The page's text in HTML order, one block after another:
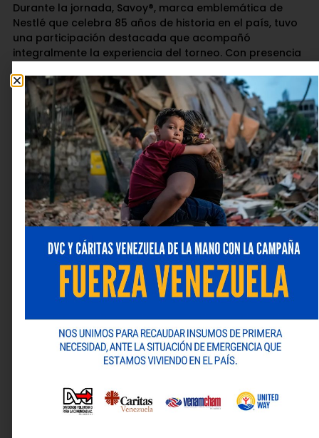
Durante la jornada, Savoy®, marca emblemática de
Nestlé que celebra 85 años de historia en el país, tuvo
una participación destacada que acompañó
integralmente la experiencia del torneo. Con presencia
de su portafolio de confites, activaciones para los
jugadores y asistentes, así como premios especiales,
consolidando un ambiente cercano, auténtico y
profundamente vinculado a la tradición venezolana.
Con iniciativas como esta, Nestlé continúa
fortaleciendo alianzas que generan oportunidades
reales para las nuevas generaciones, apostando por la
educación como eje fundamental para el desarrollo
sostenible, la inclusión y desarrollo del país.
Para más información sobre las iniciativas de Nestlé
Venezuela visita la página webwww.nestlé.com.vey
sigue las redes sociales @nestlecontigo.
Deja una respuesta
Tu dirección de correo electrónico no será publicada.
Los campos obligatorios están marcados con*